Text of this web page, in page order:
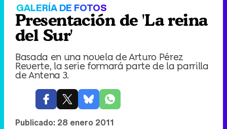
GALERÍA DE FOTOS
Presentación de 'La reina
del Sur'
Basada en una novela de Arturo Pérez
Reverte, la serie formará parte de la parrilla
de Antena 3.
Publicado: 28 enero 2011